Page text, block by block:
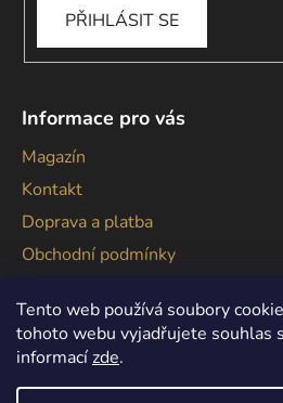
Tento web používá soubory
tohoto webu vyjadřujete souhlas
informacízde.
PŘIHLÁSIT SE
Informace pro vás
Magazín
Kontakt
Doprava a platba
Obchodní podmínky